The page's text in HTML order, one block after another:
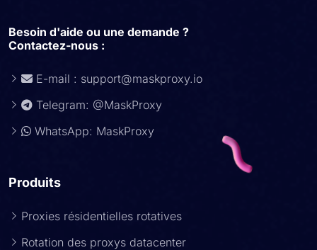
Besoin d'aide ou une demande ?
Contactez-nous :
E-mail : support@maskproxy.io
Telegram: @MaskProxy
WhatsApp: MaskProxy
Produits
Proxies résidentielles rotatives
Rotation des proxys datacenter